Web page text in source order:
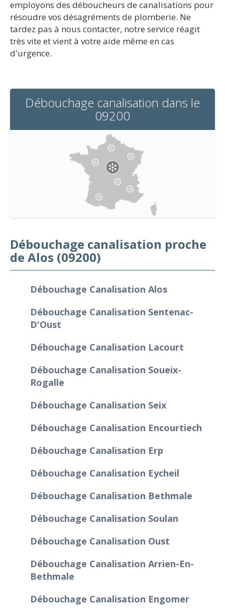
employons des déboucheurs de canalisations pour
résoudre vos désagréments de plomberie. Ne
tardez pas à nous contacter, notre service réagit
très vite et vient à votre aide même en cas
d'urgence.
Débouchage canalisation dans le
09200
Débouchage canalisation proche
de Alos (09200)
Débouchage Canalisation Alos
Débouchage Canalisation Sentenac-
D'Oust
Débouchage Canalisation Lacourt
Débouchage Canalisation Soueix-
Rogalle
Débouchage Canalisation Seix
Débouchage Canalisation Encourtiech
Débouchage Canalisation Erp
Débouchage Canalisation Eycheil
Débouchage Canalisation Bethmale
Débouchage Canalisation Soulan
Débouchage Canalisation Oust
Débouchage Canalisation Arrien-En-
Bethmale
Débouchage Canalisation Engomer